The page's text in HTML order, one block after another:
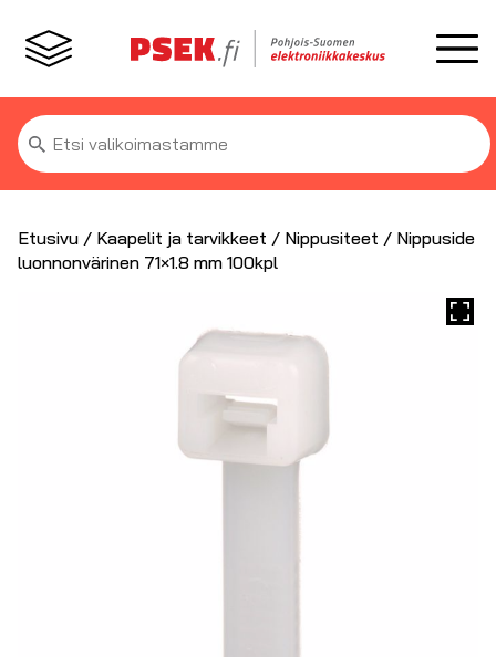
Etsi:
Etusivu / Kaapelit ja tarvikkeet / Nippusiteet / Nippuside
luonnonvärinen 71×1.8 mm 100kpl